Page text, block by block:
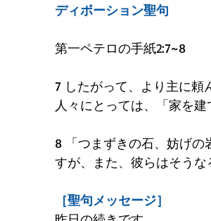
ディボーション聖句
第一ペテロの手紙2:7~8
7 したがって、より主に頼
人々にとっては、「家を
8 「つまずきの石、妨げ
すが、また、彼らはそうな
［聖句メッセージ］